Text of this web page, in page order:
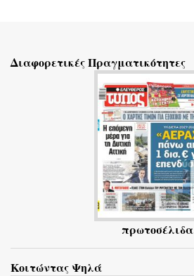
λ
Διαφορετικές Πραγματικότητες
πρωτοσέλιδα
Κοιτώντας Ψηλά